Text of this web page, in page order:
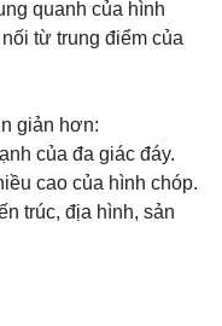
quanh của hình
từ trung điểm của
giản hơn:
của đa giác đáy.
cao của hình chóp.
trúc, địa hình, sản